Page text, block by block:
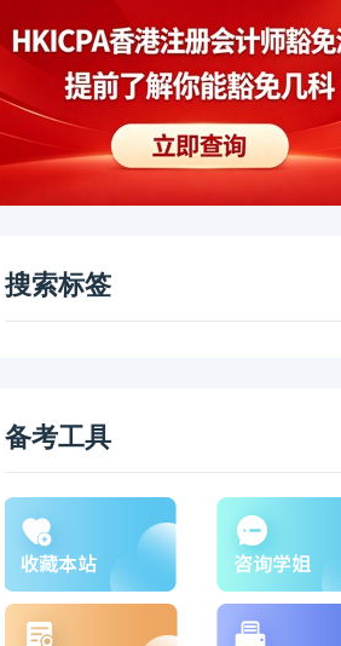
搜索标签
备考工具